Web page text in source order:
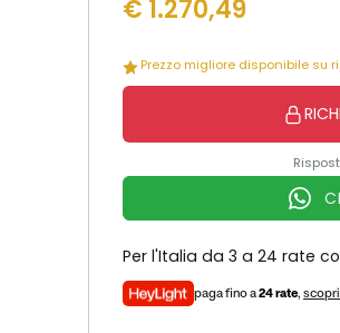
€ 1.270,49
Prezzo migliore disponibile su
Per l'Italia da 3 a 24 rate
paga fino a24 rate,